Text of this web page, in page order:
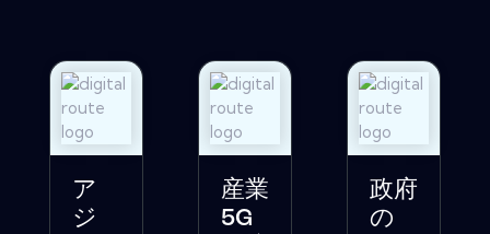
ア
ジ
産業
5G
政府
の